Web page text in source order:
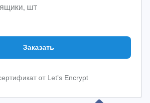
шт
Заказать
от Let's Encrypt